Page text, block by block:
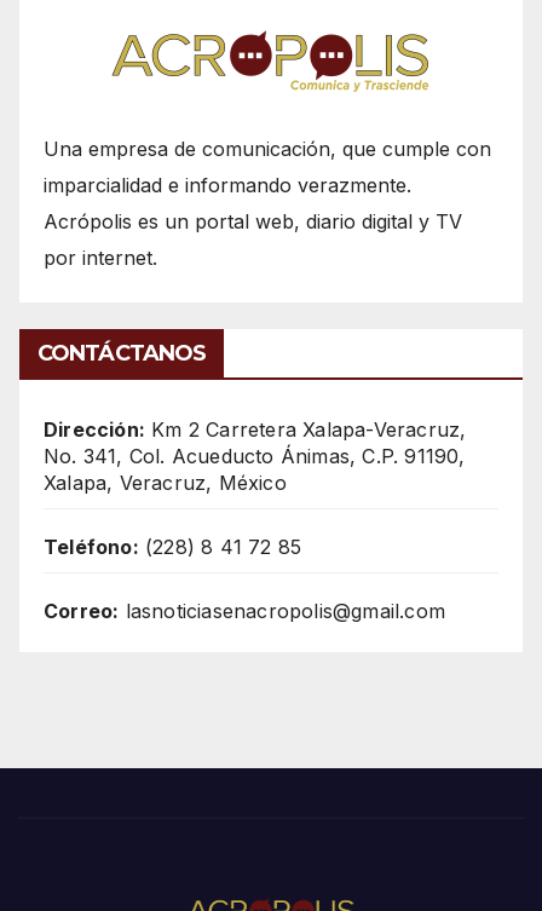
Una empresa de comunicación, que cumple con
imparcialidad e informando verazmente.
Acrópolis es un portal web, diario digital y TV
por internet.
CONTÁCTANOS
Dirección: Km 2 Carretera Xalapa-Veracruz,
No. 341, Col. Acueducto Ánimas, C.P. 91190,
Xalapa, Veracruz, México
Teléfono: (228) 8 41 72 85
Correo: lasnoticiasenacropolis@gmail.com